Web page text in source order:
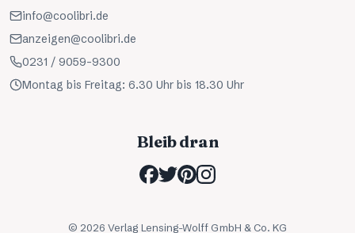
info@coolibri.de
anzeigen@coolibri.de
0231 / 9059-9300
Montag bis Freitag: 6.30 Uhr bis 18.30 Uhr
Bleib dran
© 2026 Verlag Lensing-Wolff GmbH & Co. KG